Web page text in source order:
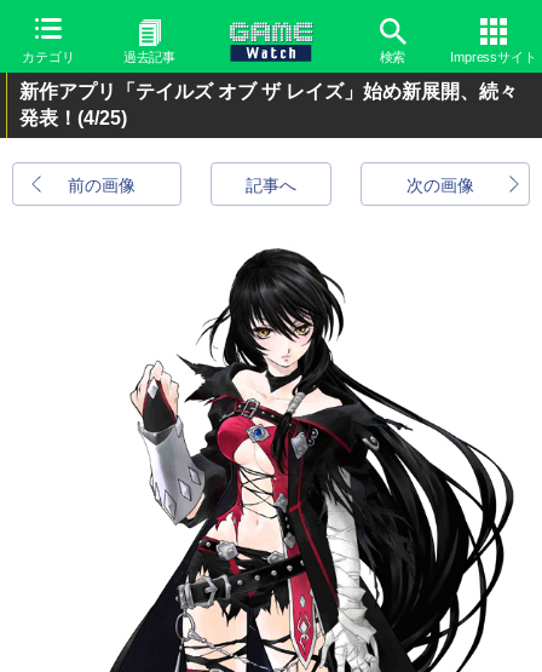
カテゴリ 過去記事 検索 Impressサイト
新作アプリ「テイルズ オブ ザ レイズ」始め新展開、続々
発表！ (4/25)
前の画像 次の画像
記事へ